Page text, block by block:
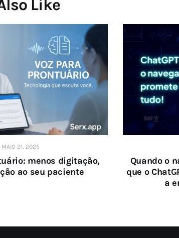
Like
MAIO 21, 2025
menos digitação,
ao seu paciente
Quando o
que o
a